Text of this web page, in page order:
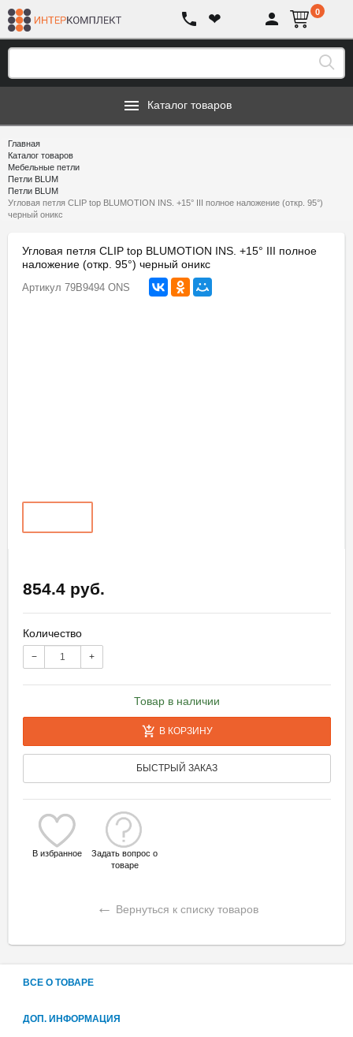
❤ 0
Каталог товаров
Главная
Каталог товаров
Мебельные петли
Петли BLUM
Петли BLUM
Угловая петля CLIP top BLUMOTION INS. +15° III полное наложение (откр. 95°)
черный оникс
Угловая петля CLIP top BLUMOTION INS. +15° III полное
наложение (откр. 95°) черный оникс
Артикул 79B9494 ONS
854.4 руб.
Количество
− +
Товар в наличии
В КОРЗИНУ
БЫСТРЫЙ ЗАКАЗ
В избранное
Задать вопрос о
товаре
← Вернуться к списку товаров
ВСЕ О ТОВАРЕ
ДОП. ИНФОРМАЦИЯ